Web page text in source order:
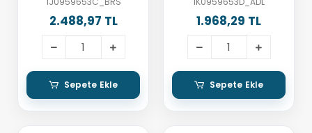
2.488,97 TL
Sepete Ekle
Superb-Yet
1.968,29 TL
Sepete Ekle